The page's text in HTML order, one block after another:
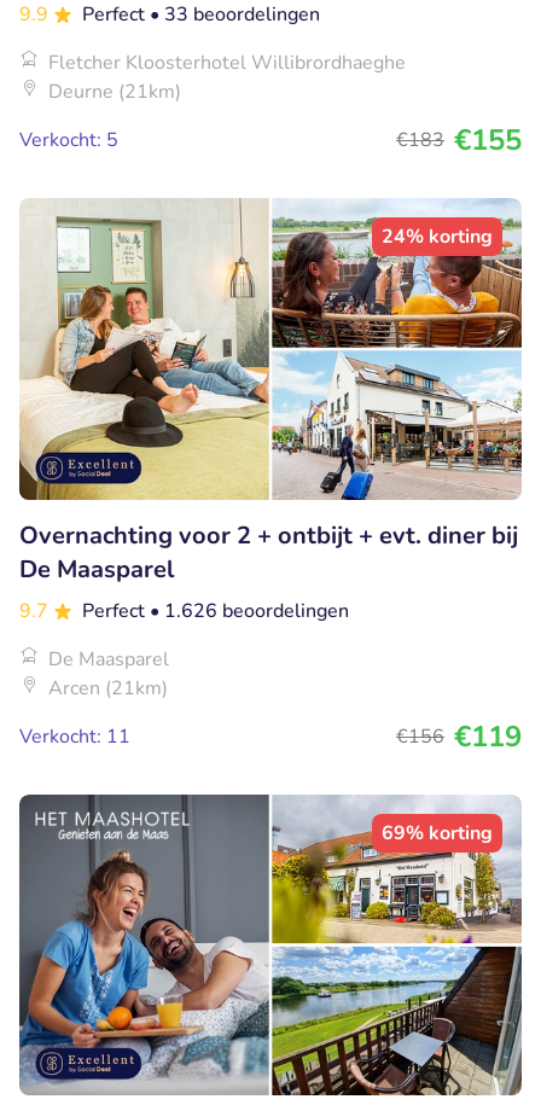
9.9 Perfect • 33 beoordelingen
Fletcher Kloosterhotel Willibrordhaeghe
Deurne (21km)
Verkocht: 5
€183 €155
24% korting
Overnachting voor 2 + ontbijt + evt. diner bij
De Maasparel
9.7 Perfect • 1.626 beoordelingen
De Maasparel
Arcen (21km)
Verkocht: 11
€156 €119
69% korting